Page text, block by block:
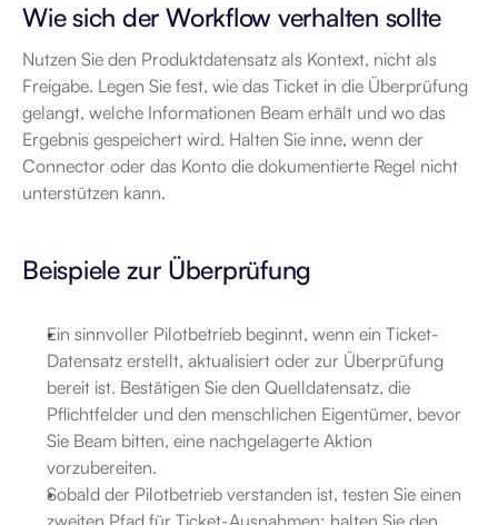
Wie sich der Workflow verhalten sollte
Nutzen Sie den Produktdatensatz als Kontext, nicht als
Freigabe. Legen Sie fest, wie das Ticket in die Überprüfung
gelangt, welche Informationen Beam erhält und wo das
Ergebnis gespeichert wird. Halten Sie inne, wenn der
Connector oder das Konto die dokumentierte Regel nicht
unterstützen kann.
Beispiele zur Überprüfung
Ein sinnvoller Pilotbetrieb beginnt, wenn ein Ticket-
Datensatz erstellt, aktualisiert oder zur Überprüfung
bereit ist. Bestätigen Sie den Quelldatensatz, die
Pflichtfelder und den menschlichen Eigentümer, bevor
Sie Beam bitten, eine nachgelagerte Aktion
vorzubereiten.
Sobald der Pilotbetrieb verstanden ist, testen Sie einen
zweiten Pfad für Ticket-Ausnahmen; halten Sie den